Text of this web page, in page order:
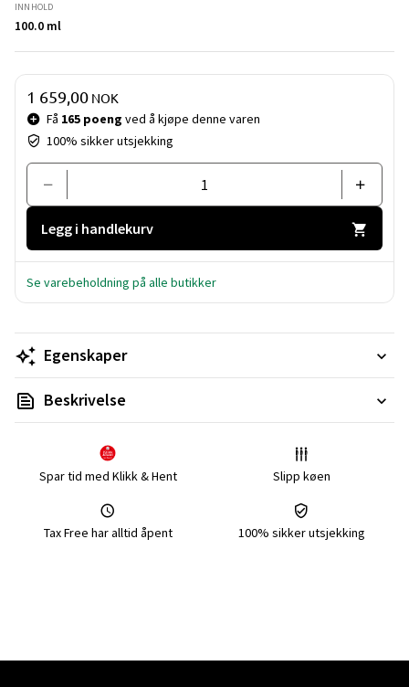
INNHOLD
100.0 ml
Pris og mengde
Få 165 poeng ved å kjøpe denne varen
100% sikker utsjekking
1 659,00 NOK
Legg i handlekurv
Se varebeholdning på alle butikker
Egenskaper
Beskrivelse
Spar tid med Klikk & Hent Slipp køen
Tax Free har alltid åpent 100% sikker utsjekking